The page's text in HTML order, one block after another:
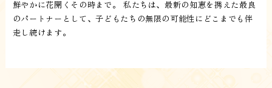
鮮やかに花開くその時まで。 私たちは、最新の知恵を携えた最良
のパートナーとして、子どもたちの無限の可能性にどこまでも伴
走し続けます。